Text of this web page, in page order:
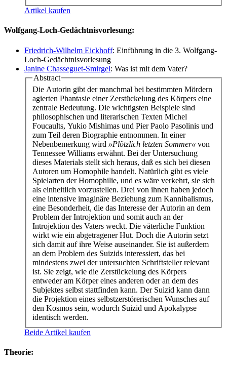
Artikel kaufen
Wolfgang-Loch-Gedächtnisvorlesung:
Friedrich-Wilhelm Eickhoff: Einführung in die 3. Wolfgang-
Loch-Gedächtnisvorlesung
Janine Chasseguet-Smirgel: Was ist mit dem Vater?
Abstract
Die Autorin gibt der manchmal bei bestimmten Mördern
agierten Phantasie einer Zerstückelung des Körpers eine
zentrale Bedeutung. Die wichtigsten Beispiele sind
philosophischen und literarischen Texten Michel
Foucaults, Yukio Mishimas und Pier Paolo Pasolinis und
zum Teil deren Biographie entnommen. In einer
Nebenbemerkung wird »Plötzlich letzten Sommer« von
Tennessee Williams erwähnt. Bei der Untersuchung
dieses Materials stellt sich heraus, daß es sich bei diesen
Autoren um Homophile handelt. Natürlich gibt es viele
Spielarten der Homophilie, und es wäre verkehrt, sie sich
als einheitlich vorzustellen. Drei von ihnen haben jedoch
eine intensive imaginäre Beziehung zum Kannibalismus,
eine Besonderheit, die das Interesse der Autorin an dem
Problem der Introjektion und somit auch an der
Introjektion des Vaters weckt. Die väterliche Funktion
wirkt wie ein abgetragener Hut. Doch die Autorin setzt
sich damit auf ihre Weise auseinander. Sie ist außerdem
an dem Problem des Suizids interessiert, das bei
mindestens zwei der untersuchten Schriftsteller relevant
ist. Sie zeigt, wie die Zerstückelung des Körpers
entweder am Körper eines anderen oder an dem des
Subjektes selbst stattfinden kann. Der Suizid kann dann
die Projektion eines selbstzerstörerischen Wunsches auf
den Kosmos sein, wodurch Suizid und Apokalypse
identisch werden.
Beide Artikel kaufen
Theorie: